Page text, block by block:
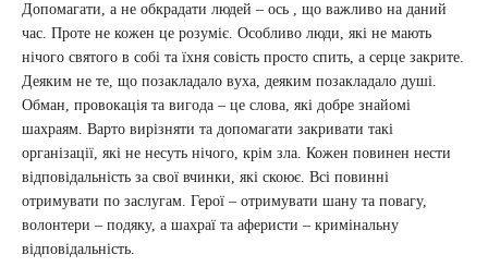
Допомагати, а не обкрадати людей – ось , що важливо на даний
час. Проте не кожен це розуміє. Особливо люди, які не мають
нічого святого в собі та їхня совість просто спить, а серце закрите.
Деяким не те, що позакладало вуха, деяким позакладало душі.
Обман, провокація та вигода – це слова, які добре знайомі
шахраям. Варто вирізняти та допомагати закривати такі
організації, які не несуть нічого, крім зла. Кожен повинен нести
відповідальність за свої вчинки, які скоює. Всі повинні
отримувати по заслугам. Герої – отримувати шану та повагу,
волонтери – подяку, а шахраї та аферисти – кримінальну
відповідальність.